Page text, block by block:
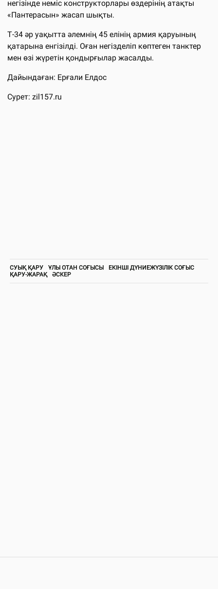
негізінде неміс конструкторлары өздерінің атақты
«Пантерасын» жасап шықты.
Т-34 әр уақытта әлемнің 45 елінің армия қаруының
қатарына енгізілді. Оған негізделіп көптеген танктер
мен өзі жүретін қондырғылар жасалды.
Дайындаған: Ерғали Елдос
Сурет: zil157.ru
СУЫҚ ҚАРУ ҰЛЫ ОТАН СОҒЫСЫ
ЕКІНШІ ДҮНИЕЖҮЗІЛІК СОҒЫС
ҚАРУ-ЖАРАҚ
ӘСКЕР